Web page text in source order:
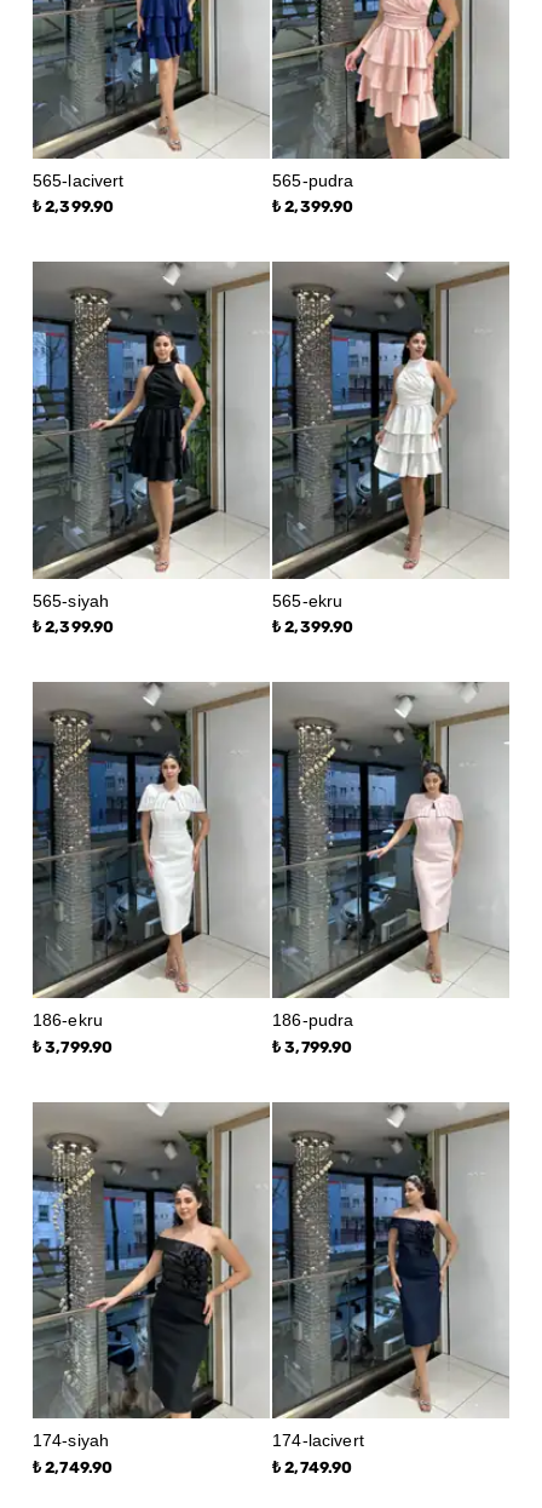
565-lacivert
₺ 2,399.90
565-pudra
₺ 2,399.90
565-siyah
₺ 2,399.90
565-ekru
₺ 2,399.90
186-ekru
₺ 3,799.90
186-pudra
₺ 3,799.90
174-siyah
₺ 2,749.90
174-lacivert
₺ 2,749.90